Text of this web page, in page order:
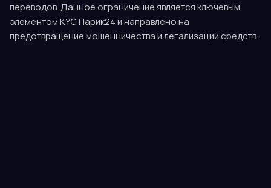
переводов. Данное ограничение является ключевым
элементом KYC Парик24 и направлено на
предотвращение мошенничества и легализации средств.